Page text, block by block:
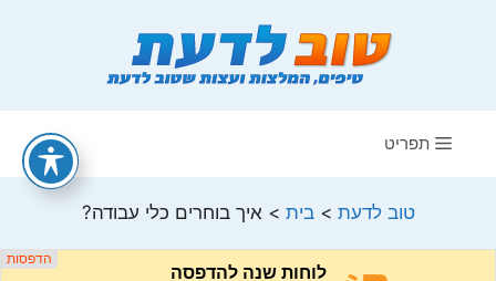
תפריט
טוב לדעת >בית >איך בוחרים כלי עבודה?